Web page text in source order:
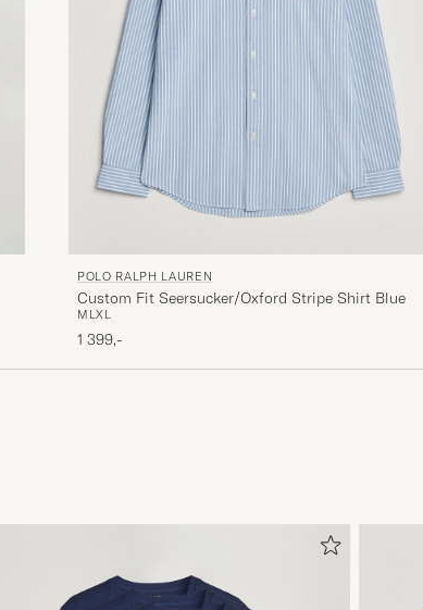
POLO RALPH LAUREN
Custom Fit Seersucker/Oxford Stripe Shirt Blue
M LXL
1 399,-